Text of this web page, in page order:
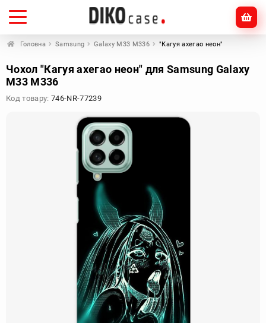
Головна Samsung Galaxy M33 M336 "Кагуя ахегао неон"
Чохол "Кагуя ахегао неон" для Samsung Galaxy
M33 M336
Код товару: 746-NR-77239